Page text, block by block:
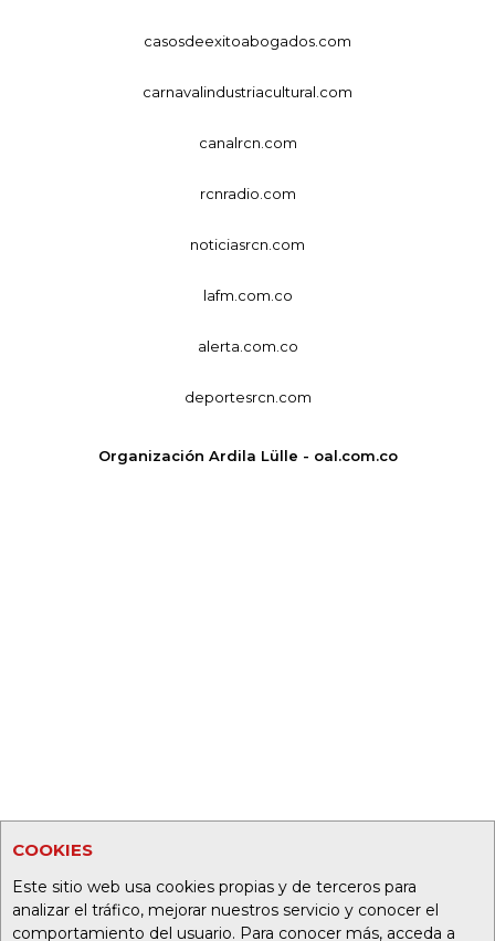
COOKIES
Este sitio web usa cookies propias y de terceros para
analizar el tráfico, mejorar nuestros servicio y conocer el
comportamiento del usuario. Para conocer más, acceda a
casosdeexitoabogados.com
carnavalindustriacultural.com
canalrcn.com
rcnradio.com
noticiasrcn.com
lafm.com.co
alerta.com.co
deportesrcn.com
Organización Ardila Lülle - oal.com.co